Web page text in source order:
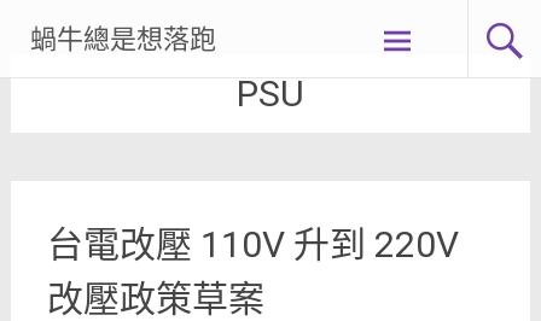
content
蝸牛總是想落跑
PSU
台電改壓 110V 升到 220V
改壓政策草案